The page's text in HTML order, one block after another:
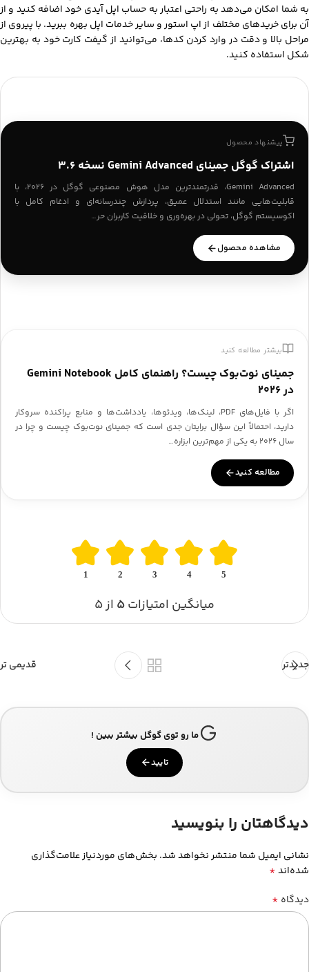
به شما امکان می‌دهد به راحتی اعتبار به حساب اپل آیدی خود اضافه کنید و از
آن برای خریدهای مختلف از اپ استور و سایر خدمات اپل بهره ببرید. با پیروی از
مراحل بالا و دقت در وارد کردن کدها، می‌توانید از گیفت کارت خود به بهترین
شکل استفاده کنید.
پیشنهاد محصول
اشتراک گوگل جمینای Gemini Advanced نسخه 3.6
Gemini Advanced، قدرتمندترین مدل هوش مصنوعی گوگل در ۲۰۲۶، با
قابلیت‌هایی مانند استدلال عمیق، پردازش چندرسانه‌ای و ادغام کامل با
اکوسیستم گوگل، تحولی در بهره‌وری و خلاقیت کاربران حر…
مشاهده محصول
بیشتر مطالعه کنید
جمینای نوت‌بوک چیست؟ راهنمای کامل Gemini Notebook
در ۲۰۲۶
اگر با فایل‌های PDF، لینک‌ها، ویدئوها، یادداشت‌ها و منابع پراکنده سروکار
دارید، احتمالاً این سؤال برایتان جدی است که جمینای نوت‌بوک چیست و چرا در
سال ۲۰۲۶ به یکی از مهم‌ترین ابزاره…
مطالعه کنید
5
4
3
2
1
میانگین امتیازات۵ از ۵
جدیدتر قدیمی تر
ما رو توی گوگل بیشتر ببین !
تایید
دیدگاهتان را بنویسید
نشانی ایمیل شما منتشر نخواهد شد. بخش‌های موردنیاز علامت‌گذاری
شده‌اند*
دیدگاه *